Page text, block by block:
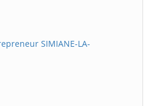
SIMIANE-LA-